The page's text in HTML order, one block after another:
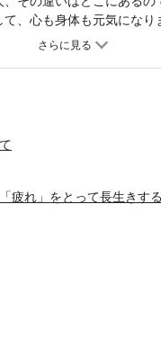
て、心も身体も元気にな
動9 梶本修身／「飲み
ッズ／お疲れため子さ
でつらい肩こり解消！
深谷朋昭、ふかやかよ
ンタリストDaiGoの健康
が健康について考えて
／今月の健康チャレンジ
疲れ」をとって長生きする